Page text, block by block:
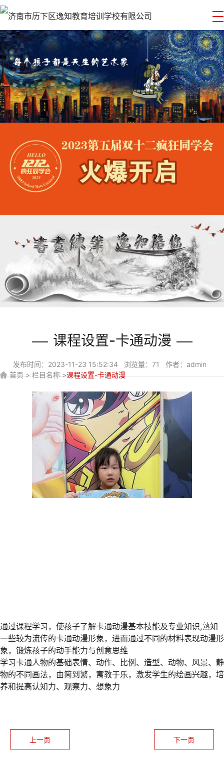
课程设置-卡通动漫
发布时间：2023-11-23 15:52:34 浏览量：71 作者：admin
首页 > 栏目名称 >课程设置-卡通动漫
通过课程学习，使孩子了解卡通动漫基本技能及专业知识,熟知
一些较为流传的卡通动漫形象，进而通过不同的材料表现动漫形
象，锻炼孩子的动手能力与创意思维
学习卡通人物的基础表情、动作、比例、造型、动物、风景、静
物的不同画法，由简到繁，寓教于乐，激发学生的绘画兴趣，培
养和提高认知力、观察力、想象力
上一页 下一页